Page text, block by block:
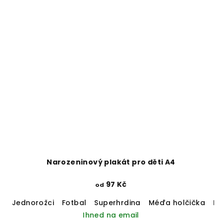
Narozeninový plakát pro děti A4
od 97 Kč
Jednorožci
Fotbal Superhrdina Méďa holčička
Ihned na email